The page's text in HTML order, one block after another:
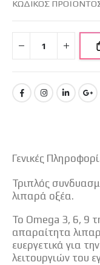
ΚΩΔΙΚΌΣ
Γενικές
Τριπλός
λιπαρά οξέα.
Το Omega 3, 6, 9
απαραίτητα
ευεργετικά για
λειτουργιών του